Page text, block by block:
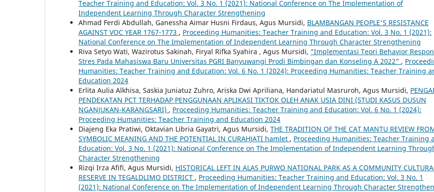
Teacher Training and Education: Vol. 3 No. 1 (2021): National Conference on The Implementation of
Independent Learning Through Character Strengthening
Ahmad Ferdi Abdullah, Ganessha Aimar Husni Firdaus, Agus Mursidi, BLAMBANGAN PEOPLE'S RESISTANCE
AGAINST VOC YEAR 1767-1773 , Proceeding Humanities: Teacher Training and Education: Vol. 3 No. 1 (2021):
National Conference on The Implementation of Independent Learning Through Character Strengthening
Riva Setyo Wati, Wazirotus Sakinah, Firyal Rifka Syahira , Agus Mursidi, “Implementasi Teori Behavior Respon
Stres Pada Mahasiswa Baru Universitas PGRI Banyuwangi Prodi Bimbingan dan Konseling A 2022” ,
Humanities: Teacher Training and Education: Vol. 6 No. 1 (2024): Proceeding Humanities: Teacher Training
Education 2024
Erlita Aulia Alkhisa, Saskia Juniatuz Zuhro, Ariska Dwi Apriliana, Handariatul Masruroh, Agus Mursidi,
PENDEKATAN PCT TERHADAP PENGGUNAAN APLIKASI TIKTOK OLEH ANAK USIA DINI (STUDI KASUS DUSUN
NGANJUKAN-KARANGSARI) , Proceeding Humanities: Teacher Training and Education: Vol. 6 No. 1 (2024):
Proceeding Humanities: Teacher Training and Education 2024
Diajeng Eka Pratiwi, Oktavian Libria Gayatri, Agus Mursidi, THE TRADITION OF THE CAT MANTU REVIEW
SYMBOLIC MEANING AND THE POTENTIAL IN CURAHJATI hamlet , Proceeding Humanities: Teacher Training
Education: Vol. 3 No. 1 (2021): National Conference on The Implementation of Independent Learning
Character Strengthening
Rizqi Irza Afifi, Agus Mursidi, HISTORICAL LEFT IN ALAS PURWO NATIONAL PARK AS A COMMUNITY
RESERVE IN TEGALDLIMO DISTRICT , Proceeding Humanities: Teacher Training and Education: Vol. 3 No. 1
(2021): National Conference on The Implementation of Independent Learning Through Character